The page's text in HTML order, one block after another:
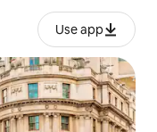
Use app